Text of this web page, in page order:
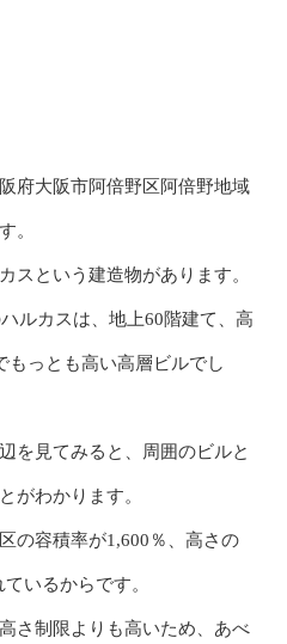
府大阪市阿倍野区阿倍野地域
。
スという建造物があります。
ルカスは、地上60階建て、高
もっとも高い高層ビルでし
を見てみると、周囲のビルと
がわかります。
の容積率が1,600％、高さの
いるからです。
さ制限よりも高いため、あべ